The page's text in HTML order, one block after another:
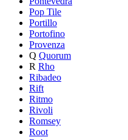
Pop Tile
Portillo
Portofino
Provenza
Q Quorum
R Rho
Ribadeo
Rift
Ritmo
Rivoli
Romsey
Root